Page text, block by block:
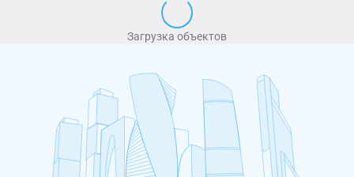
Загрузка объектов